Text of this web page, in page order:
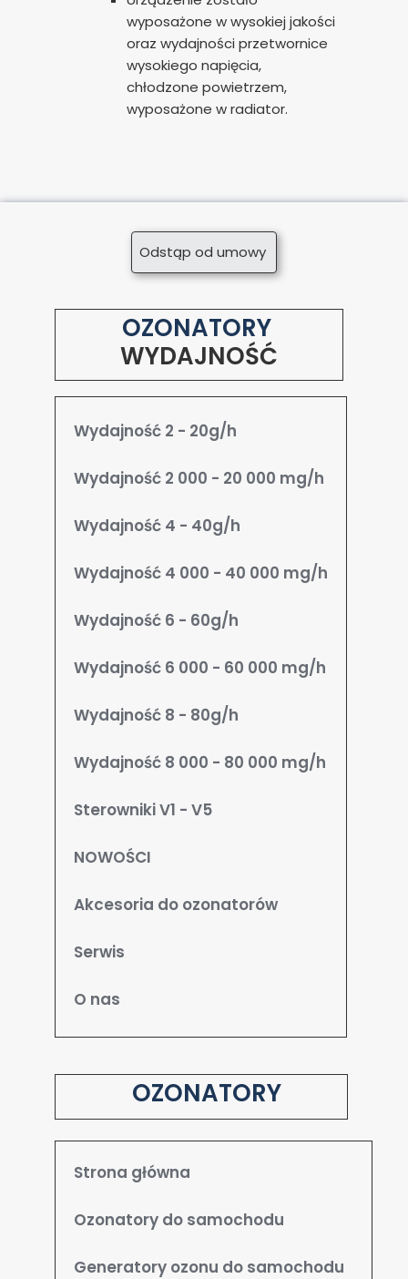
wyposażone w wysokiej jakości
oraz wydajności przetwornice
wysokiego napięcia,
chłodzone powietrzem,
wyposażone w radiator.
Odstąp od umowy
OZONATORY
WYDAJNOŚĆ
Wydajność 2 - 20g/h
Wydajność 2 000 - 20 000 mg/h
Wydajność 4 - 40g/h
Wydajność 4 000 - 40 000 mg/h
Wydajność 6 - 60g/h
Wydajność 6 000 - 60 000 mg/h
Wydajność 8 - 80g/h
Wydajność 8 000 - 80 000 mg/h
Sterowniki V1 - V5
NOWOŚCI
Akcesoria do ozonatorów
Serwis
O nas
Strona główna
Ozonatory do samochodu
Generatory ozonu do samochodu
OZONATORY